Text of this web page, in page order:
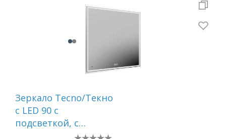
Зеркало Tecno/Текно
c LED 90 с
подсветкой, с